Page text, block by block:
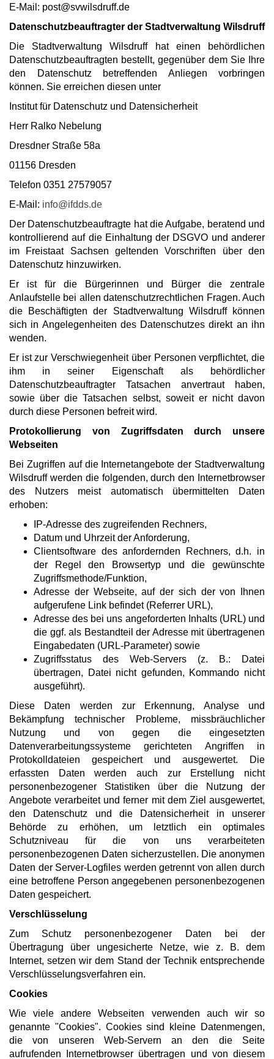
E-Mail: post@svwilsdruff.de
Datenschutzbeauftragter der Stadtverwaltung Wilsdruff
Die Stadtverwaltung Wilsdruff hat einen behördlichen
Datenschutzbeauftragten bestellt, gegenüber dem Sie Ihre
den Datenschutz betreffenden Anliegen vorbringen
können. Sie erreichen diesen unter
Institut für Datenschutz und Datensicherheit
Herr Ralko Nebelung
Dresdner Straße 58a
01156 Dresden
Telefon 0351 27579057
E-Mail: info@ifdds.de
Der Datenschutzbeauftragte hat die Aufgabe, beratend und
kontrollierend auf die Einhaltung der DSGVO und anderer
im Freistaat Sachsen geltenden Vorschriften über den
Datenschutz hinzuwirken.
Er ist für die Bürgerinnen und Bürger die zentrale
Anlaufstelle bei allen datenschutzrechtlichen Fragen. Auch
die Beschäftigten der Stadtverwaltung Wilsdruff können
sich in Angelegenheiten des Datenschutzes direkt an ihn
wenden.
Er ist zur Verschwiegenheit über Personen verpflichtet, die
ihm in seiner Eigenschaft als behördlicher
Datenschutzbeauftragter Tatsachen anvertraut haben,
sowie über die Tatsachen selbst, soweit er nicht davon
durch diese Personen befreit wird.
Protokollierung von Zugriffsdaten durch unsere
Webseiten
Bei Zugriffen auf die Internetangebote der Stadtverwaltung
Wilsdruff werden die folgenden, durch den Internetbrowser
des Nutzers meist automatisch übermittelten Daten
erhoben:
­IP-Adresse des zugreifenden Rechners,
­Datum und Uhrzeit der Anforderung,
­Clientsoftware des anfordernden Rechners, d.h. in
der Regel den Browsertyp und die gewünschte
Zugriffsmethode/Funktion,
­Adresse der Webseite, auf der sich der von Ihnen
aufgerufene Link befindet (Referrer URL),
­Adresse des bei uns angeforderten Inhalts (URL) und
die ggf. als Bestandteil der Adresse mit übertragenen
Eingabedaten (URL-Parameter) sowie
­Zugriffsstatus des Web-Servers (z. B.: Datei
übertragen, Datei nicht gefunden, Kommando nicht
ausgeführt).
Diese Daten werden zur Erkennung, Analyse und
Bekämpfung technischer Probleme, missbräuchlicher
Nutzung und von gegen die eingesetzten
Datenverarbeitungssysteme gerichteten Angriffen in
Protokolldateien gespeichert und ausgewertet. Die
erfassten Daten werden auch zur Erstellung nicht
personenbezogener Statistiken über die Nutzung der
Angebote verarbeitet und ferner mit dem Ziel ausgewertet,
den Datenschutz und die Datensicherheit in unserer
Behörde zu erhöhen, um letztlich ein optimales
Schutzniveau für die von uns verarbeiteten
personenbezogenen Daten sicherzustellen. Die anonymen
Daten der Server-Logfiles werden getrennt von allen durch
eine betroffene Person angegebenen personenbezogenen
Daten gespeichert.
Verschlüsselung
Zum Schutz personenbezogener Daten bei der
Übertragung über ungesicherte Netze, wie z. B. dem
Internet, setzen wir dem Stand der Technik entsprechende
Verschlüsselungsverfahren ein.
Cookies
Wie viele andere Webseiten verwenden auch wir so
genannte "Cookies". Cookies sind kleine Datenmengen,
die von unseren Web-Servern an den die Seite
aufrufenden Internetbrowser übertragen und von diesem